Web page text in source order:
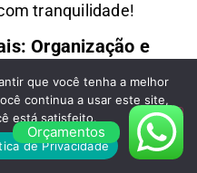
tranquilidade!
Organização e
Comercialde São
cuida de toda a
lojas e empresas,
Orçamentos
que você tenha a melhor
continua a usar este site,
está satisfeito.
de Privacidade